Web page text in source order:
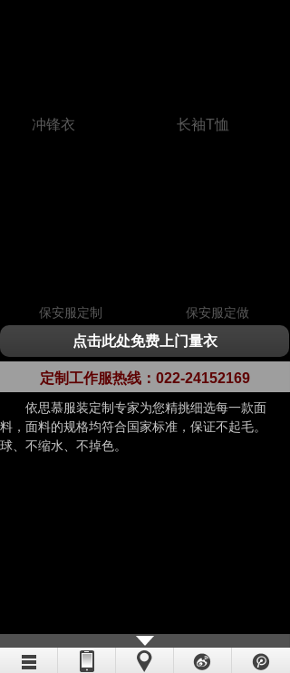
冲锋衣 长袖T恤
保安服定做
保安服定制
点击此处免费上门量衣
定制工作服热线： 022-24152169
依思慕服装定制专家为您精挑细选每一款面
料，面料的规格均符合国家标准，保证不起毛。
球、不缩水、不掉色。